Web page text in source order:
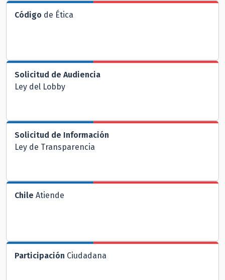
Código de Ética
Solicitud de Audiencia
Ley del Lobby
Solicitud de Información
Ley de Transparencia
Chile Atiende
Participación Ciudadana